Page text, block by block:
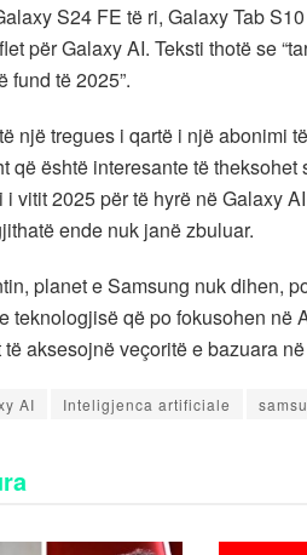
S24 FE të ri, Galaxy Tab
për Galaxy AI. Teksti thotë se
fund të 2025”.
një tregues i qartë i një abonimi
që është interesante të
i vitit 2025 për të hyrë në Galaxy
ende nuk janë zbuluar.
planet e Samsung nuk dihen,
teknologjisë që po fokusohen në
aksesojnë veçoritë e bazuara
AI Inteligjenca artificiale